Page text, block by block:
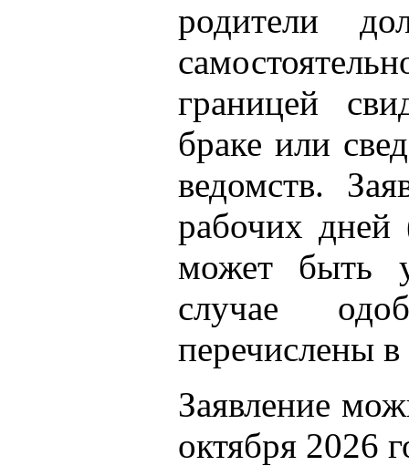
родители
границей
браке или
ведомств.
рабочих дней
может быть
случае
перечислены
Заявление
октября 2026